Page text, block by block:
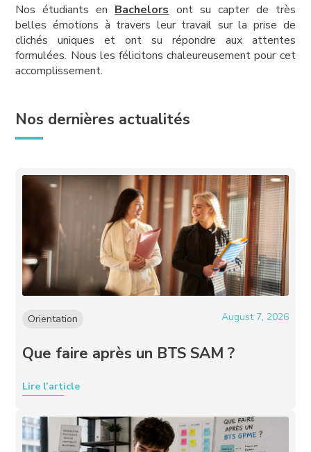
Nos étudiants en Bachelors ont su capter de très
belles émotions à travers leur travail sur la prise de
clichés uniques et ont su répondre aux attentes
formulées. Nous les félicitons chaleureusement pour cet
accomplissement.
Nos dernières actualités
Orientation August 7, 2026
Que faire après un BTS SAM ?
Lire l’article